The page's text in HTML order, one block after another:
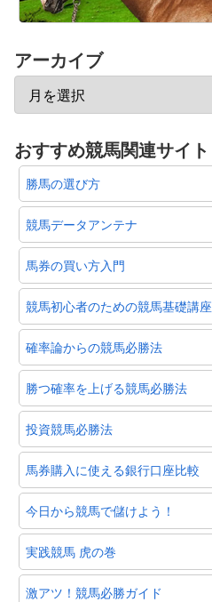
アーカイブ
おすすめ競馬関連サイト
勝馬の選び方
競馬データアンテナ
馬券の買い方入門
競馬初心者のための競馬基礎講座
確率論からの競馬必勝法
勝つ確率を上げる競馬必勝法
投資競馬必勝法
馬券購入に使える銀行口座比較
今日から競馬で儲けよう！
実践競馬 虎の巻
激アツ！競馬必勝ガイド